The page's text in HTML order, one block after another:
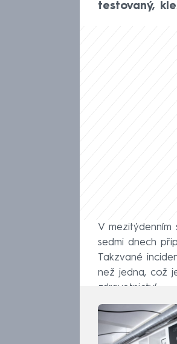
testovaný,
V
sedmi dnech
Takzvané
než jedna, což
zdravotnictví.